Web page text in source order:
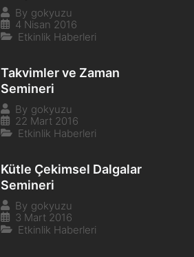
By gokyuzu
4 Nisan 2016
Etkinlik Haberleri
Takvimler ve Zaman
Semineri
By gokyuzu
22 Mart 2016
Etkinlik Haberleri
Kütle Çekimsel Dalgalar
Semineri
By gokyuzu
3 Mart 2016
Etkinlik Haberleri